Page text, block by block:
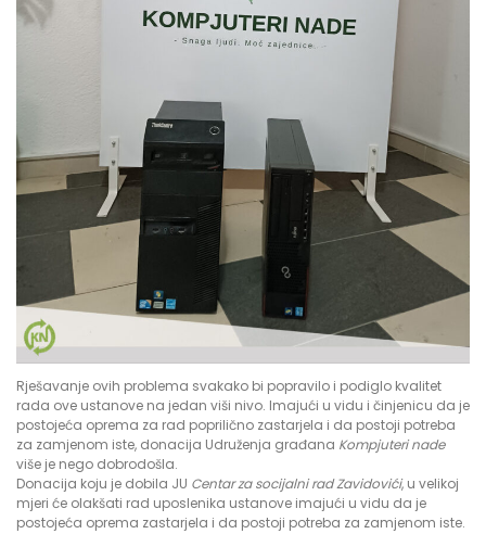
Rješavanje ovih problema svakako bi popravilo i podiglo kvalitet
rada ove ustanove na jedan viši nivo. Imajući u vidu i činjenicu da je
postojeća oprema za rad poprilično zastarjela i da postoji potreba
za zamjenom iste, donacija Udruženja građana Kompjuteri nade
više je nego dobrodošla.
Donacija koju je dobila JU Centar za socijalni rad Zavidovići, u velikoj
mjeri će olakšati rad uposlenika ustanove imajući u vidu da je
postojeća oprema zastarjela i da postoji potreba za zamjenom iste.